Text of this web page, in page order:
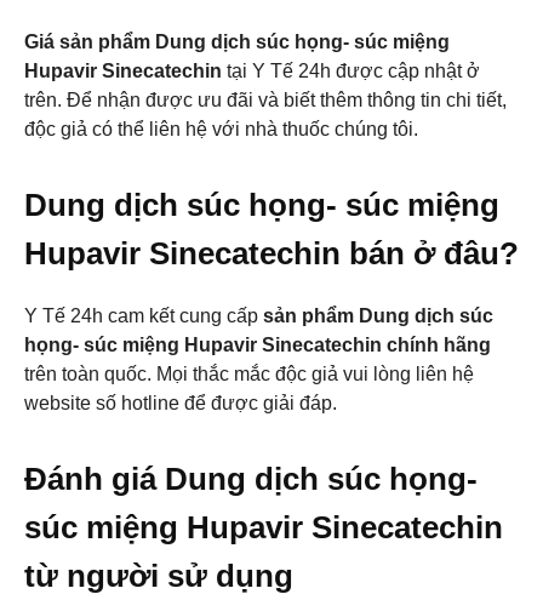
Giá sản phẩm Dung dịch súc họng- súc miệng
Hupavir Sinecatechin tại Y Tế 24h được cập nhật ở
trên. Để nhận được ưu đãi và biết thêm thông tin chi tiết,
độc giả có thể liên hệ với nhà thuốc chúng tôi.
Dung dịch súc họng- súc miệng
Hupavir Sinecatechin bán ở đâu?
Y Tế 24h cam kết cung cấp sản phẩm Dung dịch súc
họng- súc miệng Hupavir Sinecatechin chính hãng
trên toàn quốc. Mọi thắc mắc độc giả vui lòng liên hệ
website số hotline để được giải đáp.
Đánh giá Dung dịch súc họng-
súc miệng Hupavir Sinecatechin
từ người sử dụng